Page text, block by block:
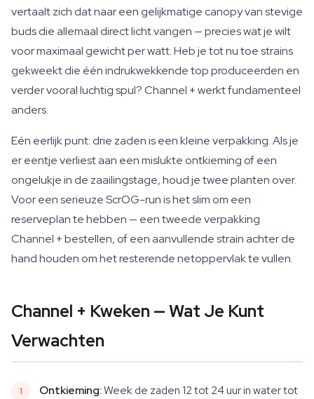
vertaalt zich dat naar een gelijkmatige canopy van stevige
buds die allemaal direct licht vangen — precies wat je wilt
voor maximaal gewicht per watt. Heb je tot nu toe strains
gekweekt die één indrukwekkende top produceerden en
verder vooral luchtig spul? Channel + werkt fundamenteel
anders.
Eén eerlijk punt: drie zaden is een kleine verpakking. Als je
er eentje verliest aan een mislukte ontkieming of een
ongelukje in de zaailingstage, houd je twee planten over.
Voor een serieuze ScrOG-run is het slim om een
reserveplan te hebben — een tweede verpakking
Channel + bestellen, of een aanvullende strain achter de
hand houden om het resterende netoppervlak te vullen.
Channel + Kweken — Wat Je Kunt
Verwachten
Ontkieming:Week de zaden 12 tot 24 uur in water tot